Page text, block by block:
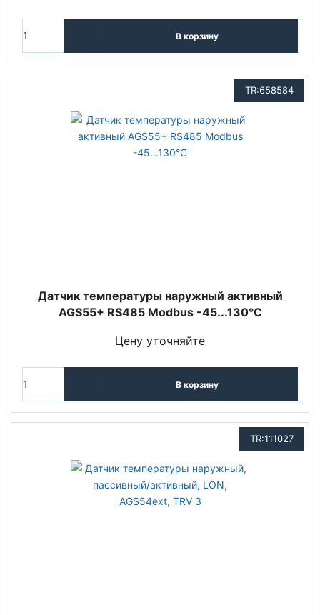
В корзину
TR:658584
Датчик температуры наружный активный
AGS55+ RS485 Modbus -45...130°C
Цену уточняйте
В корзину
TR:111027